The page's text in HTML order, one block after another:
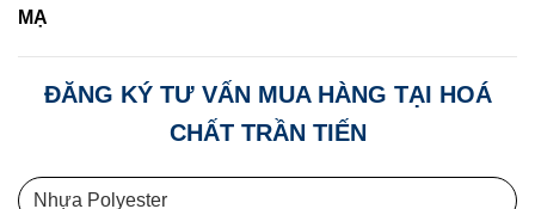
MẠ
ĐĂNG KÝ TƯ VẤN MUA HÀNG TẠI HOÁ
CHẤT TRẦN TIẾN